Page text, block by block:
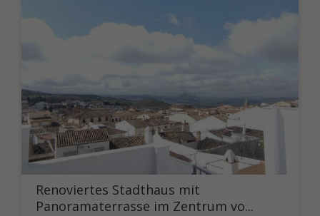
Renoviertes Stadthaus mit
Panoramaterrasse im Zentrum vo...